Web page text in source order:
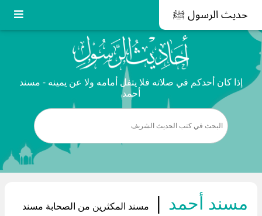
حديث الرسول ﷺ
إذا كان أحدكم في صلاته فلا يتفل أمامه ولا عن يمينه - مسند
أحمد
مسند أحمد |
مسند المكثرين من الصحابة مسند